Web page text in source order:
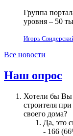
Группа
уровня – 50
Игорь
Все новости
Наш опрос
Хотели бы Вы
строителя
своего дома?
Да, это
- 166